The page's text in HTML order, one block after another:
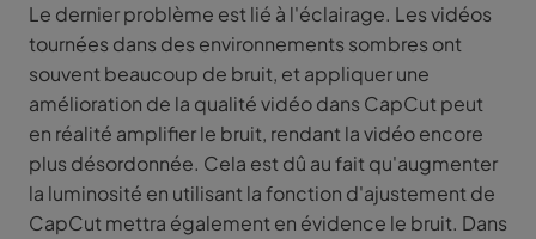
Le dernier problème est lié à l'éclairage. Les vidéos
tournées dans des environnements sombres ont
souvent beaucoup de bruit, et appliquer une
amélioration de la qualité vidéo dans CapCut peut
en réalité amplifier le bruit, rendant la vidéo encore
plus désordonnée. Cela est dû au fait qu'augmenter
la luminosité en utilisant la fonction d'ajustement de
CapCut mettra également en évidence le bruit. Dans